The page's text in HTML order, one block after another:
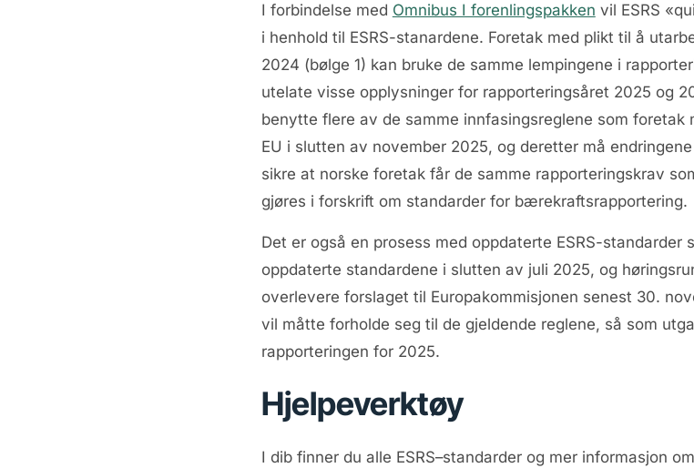
I forbindelse med Omnibus I forenlingspakken vil ESRS
i henhold til ESRS-stanardene. Foretak med plikt til å
2024 (bølge 1) kan bruke de samme lempingene i
utelate visse opplysninger for rapporteringsåret 2025 og
benytte flere av de samme innfasingsreglene som
EU i slutten av november 2025, og deretter må
sikre at norske foretak får de samme rapporteringskrav
gjøres i forskrift om standarder for bærekraftsrapportering.
Det er også en prosess med oppdaterte ESRS-
oppdaterte standardene i slutten av juli 2025, og
overlevere forslaget til Europakommisjonen senest 30.
vil måtte forholde seg til de gjeldende reglene, så som
rapporteringen for 2025.
Hjelpeverktøy
I dib finner du alle ESRS–standarder og mer informasjon